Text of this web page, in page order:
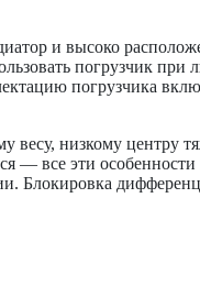
и высоко
погрузчик
погрузчика
весу, низкому
— все эти
Блокировка